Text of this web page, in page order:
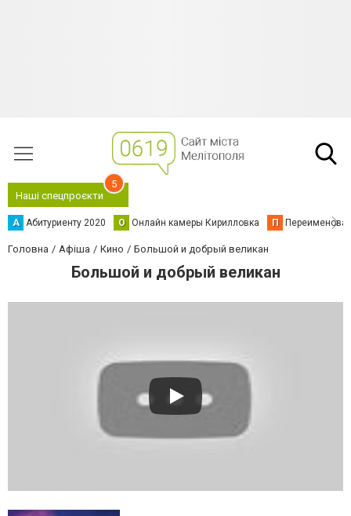
Наші спецпроєкти
5
А Абитуриенту 2020 О Онлайн камеры Кирилловка П
Головна Афіша Кино Большой и добрый великан
Большой и добрый великан